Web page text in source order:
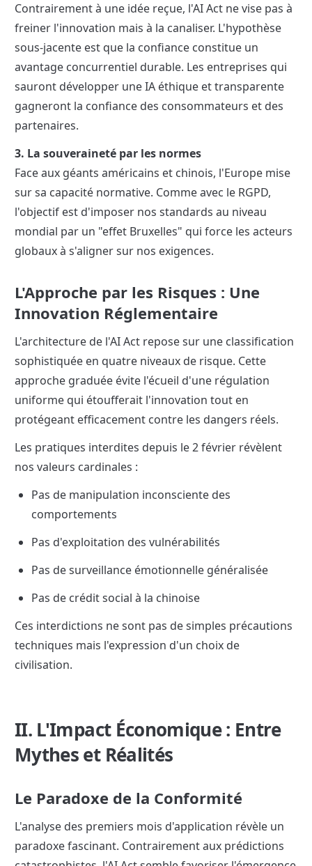
Contrairement à une idée reçue, l'AI Act ne vise pas à
freiner l'innovation mais à la canaliser. L'hypothèse
sous-jacente est que la confiance constitue un
avantage concurrentiel durable. Les entreprises qui
sauront développer une IA éthique et transparente
gagneront la confiance des consommateurs et des
partenaires.
3. La souveraineté par les normes
Face aux géants américains et chinois, l'Europe mise
sur sa capacité normative. Comme avec le RGPD,
l'objectif est d'imposer nos standards au niveau
mondial par un "effet Bruxelles" qui force les acteurs
globaux à s'aligner sur nos exigences.
L'Approche par les Risques : Une
Innovation Réglementaire
L'architecture de l'AI Act repose sur une classification
sophistiquée en quatre niveaux de risque. Cette
approche graduée évite l'écueil d'une régulation
uniforme qui étoufferait l'innovation tout en
protégeant efficacement contre les dangers réels.
Les pratiques interdites depuis le 2 février révèlent
nos valeurs cardinales :
Pas de manipulation inconsciente des
comportements
Pas d'exploitation des vulnérabilités
Pas de surveillance émotionnelle généralisée
Pas de crédit social à la chinoise
Ces interdictions ne sont pas de simples précautions
techniques mais l'expression d'un choix de
civilisation.
II. L'Impact Économique : Entre
Mythes et Réalités
Le Paradoxe de la Conformité
L'analyse des premiers mois d'application révèle un
paradoxe fascinant. Contrairement aux prédictions